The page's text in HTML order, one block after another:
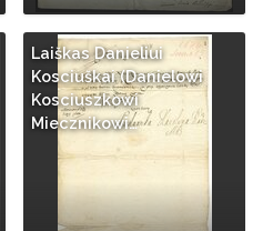
Laiškas Danieliui
Kosciuškai (Danielowi
Kosciuszkowi
Miecznikowi…